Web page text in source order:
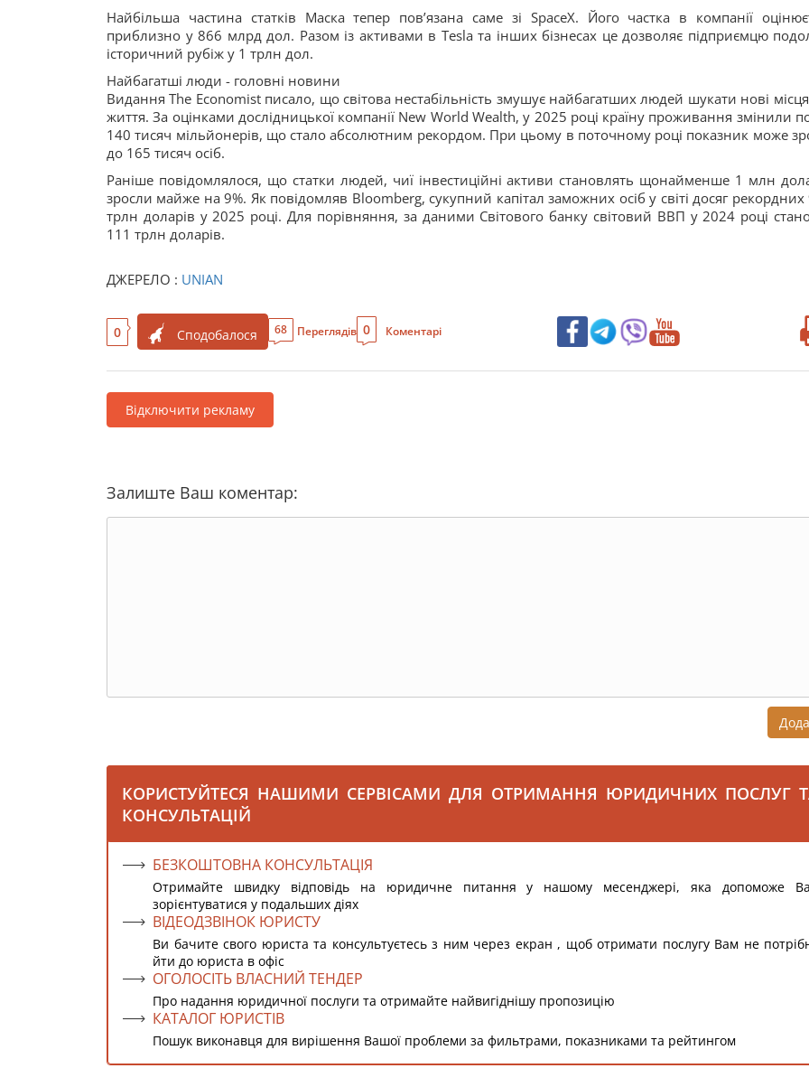
Найбільша частина статків Маска тепер пов’язана саме зі SpaceX. Його частка в компанії
приблизно у 866 млрд дол. Разом із активами в Tesla та інших бізнесах це дозволяє підприємцю
історичний рубіж у 1 трлн дол.
Найбагатші люди - головні новини
Видання The Economist писало, що світова нестабільність змушує найбагатших людей шукати нові
життя. За оцінками дослідницької компанії New World Wealth, у 2025 році країну проживання змінили
140 тисяч мільйонерів, що стало абсолютним рекордом. При цьому в поточному році показник може
до 165 тисяч осіб.
Раніше повідомлялося, що статки людей, чиї інвестиційні активи становлять щонайменше 1 млн
зросли майже на 9%. Як повідомляв Bloomberg, сукупний капітал заможних осіб у світі досяг рекордних
трлн доларів у 2025 році. Для порівняння, за даними Світового банку світовий ВВП у 2024 році
111 трлн доларів.
ДЖЕРЕЛО : UNIAN
0 Сподобалося 68 Переглядів 0 Коментарі
Відключити рекламу
Залиште Ваш коментар:
КОРИСТУЙТЕСЯ НАШИМИ СЕРВІСАМИ ДЛЯ ОТРИМАННЯ ЮРИДИЧНИХ ПОСЛУГ
КОНСУЛЬТАЦІЙ
БЕЗКОШТОВНА КОНСУЛЬТАЦІЯ
Отримайте швидку відповідь на юридичне питання у нашому месенджері, яка допоможе
зорієнтуватися у подальших діях
ВІДЕОДЗВІНОК ЮРИСТУ
Ви бачите свого юриста та консультуєтесь з ним через екран , щоб отримати послугу Вам не
йти до юриста в офіс
ОГОЛОСІТЬ ВЛАСНИЙ ТЕНДЕР
Про надання юридичної послуги та отримайте найвигіднішу пропозицію
КАТАЛОГ ЮРИСТІВ
Пошук виконавця для вирішення Вашої проблеми за фильтрами, показниками та рейтингом